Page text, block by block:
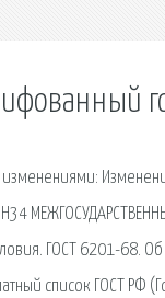
Н34
ГОСТ 6201-68.
список ГОСТ РФ